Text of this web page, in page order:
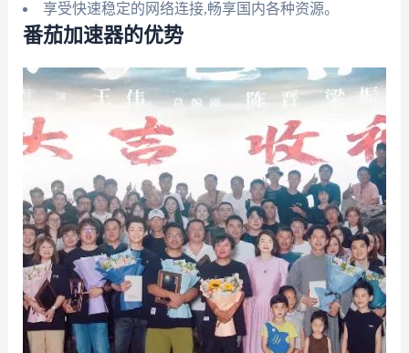
享受快速稳定的网络连接,畅享国内各种资源。
番茄加速器的优势